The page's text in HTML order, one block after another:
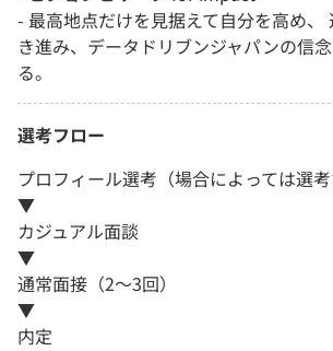
- 最高地点だけを見据えて自分を高め、
き進み、データドリブンジャパンの信
る。
選考フロー
プロフィール選考（場合によっては選考
▼
カジュアル面談
▼
通常面接（2〜3回）
▼
内定